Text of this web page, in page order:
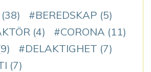
(38) BEREDSKAP (5)
(4) CORONA (11)
DELAKTIGHET (7)
(7)